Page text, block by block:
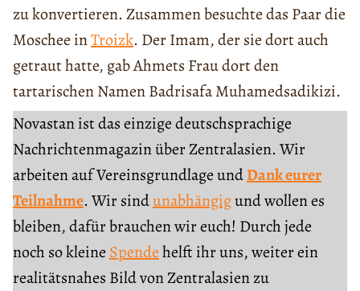
zu konvertieren. Zusammen besuchte das Paar die
Moschee inTroizk. Der Imam, der sie dort auch
getraut hatte, gab Ahmets Frau dort den
tartarischen Namen Badrisafa Muhamedsadikizi.
Novastan ist das einzige deutschsprachige
Nachrichtenmagazin über Zentralasien. Wir
arbeiten auf Vereinsgrundlage undDank eurer
Teilnahme. Wir sindunabhängigund wollen es
bleiben, dafür brauchen wir euch! Durch jede
noch so kleine Spendehelft ihr uns, weiter ein
realitätsnahes Bild von Zentralasien zu